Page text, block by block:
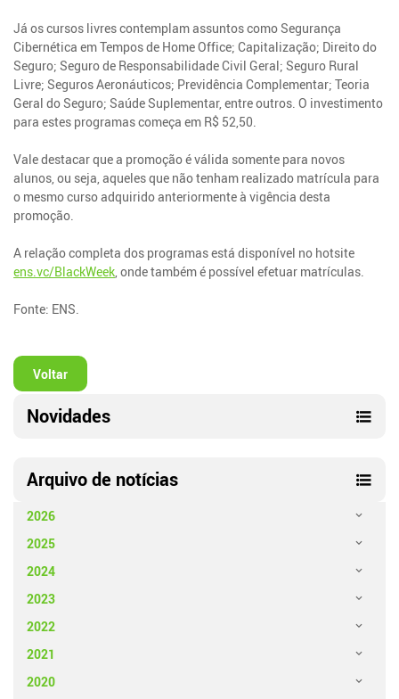
Já os cursos livres contemplam assuntos como Segurança
Cibernética em Tempos de Home Office; Capitalização; Direito do
Seguro; Seguro de Responsabilidade Civil Geral; Seguro Rural
Livre; Seguros Aeronáuticos; Previdência Complementar; Teoria
Geral do Seguro; Saúde Suplementar, entre outros. O investimento
para estes programas começa em R$ 52,50.
Vale destacar que a promoção é válida somente para novos
alunos, ou seja, aqueles que não tenham realizado matrícula para
o mesmo curso adquirido anteriormente à vigência desta
promoção.
A relação completa dos programas está disponível no hotsite
ens.vc/BlackWeek , onde também é possível efetuar matrículas.
Fonte: ENS.
Voltar
Novidades
Arquivo de notícias
2026
2025
2024
2023
2022
2021
2020